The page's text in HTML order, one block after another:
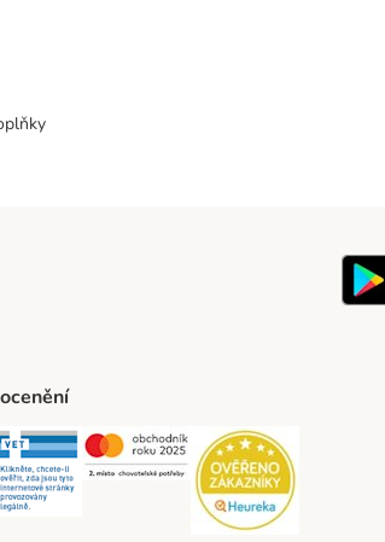
Security Security